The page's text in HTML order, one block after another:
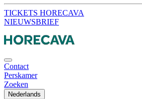
TICKETS HORECAVA
NIEUWSBRIEF
Contact
Perskamer
Zoeken
Nederlands